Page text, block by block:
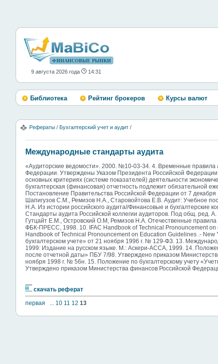
ФИНАНСОВЫЕ РЫНКИ
9 августа 2026 года 14:31
Библиотека Рейтинг брокеров Курсы валют
Рефераты / Бухгалтерский учет и аудит /
Международные стандарты аудита
«Аудиторские ведомости». 2000. №10-03-34. 4. Временные правила
Федерации. Утверждены Указом Президента Российской
основных критериях (системе показателей) деятельности
бухгалтерская (финансовая) отчетность подлежит обязательной
Постановление Правительства Российской Федерации от 7
Шапигузов С.М., Ремизов Н.А., Старовойтова Е.В. Аудит: Учебное
Н.А. Из истории российского аудита//Финансовые и бухгалтерские
Стандарты аудита Российской коллегии аудиторов. Под общ. ред.
Гутцайт Е.М., Островский О.М, Ремизов Н.А. Отечественные
ФБК-ПРЕСС, 1998. 10. IFAC Handbook of Technical Pronouncement on
Handbook of Technical Pronouncement on Education Guidelines .-
бухгалтерском учете» от 21 ноября 1996 г. № 129-ФЗ. 13.
1999: Издание на русском языке. М.: Аскери-АССА, 1999. 14.
после отчетной даты» ПБУ 7/98. Утверждено приказом
ноября 1998 г. № 56н. 15. Положение по бухгалтерскому учету
Утверждено приказом Министерства финансов Российской
скачать реферат
первая
... 10 11 12 13